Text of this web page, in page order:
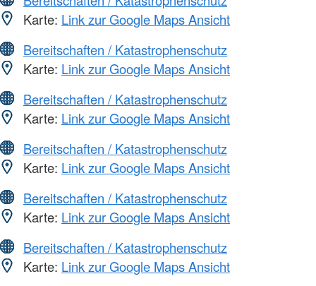
Karte: Link zur Google Maps Ansicht
Bereitschaften / Katastrophenschutz
Karte: Link zur Google Maps Ansicht
Bereitschaften / Katastrophenschutz
Karte: Link zur Google Maps Ansicht
Bereitschaften / Katastrophenschutz
Karte: Link zur Google Maps Ansicht
Bereitschaften / Katastrophenschutz
Karte: Link zur Google Maps Ansicht
Bereitschaften / Katastrophenschutz
Karte: Link zur Google Maps Ansicht